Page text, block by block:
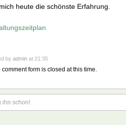
heute die schönste Erfahrung.
by admin at 21:35
comment form is closed at this time.
ihn schon!